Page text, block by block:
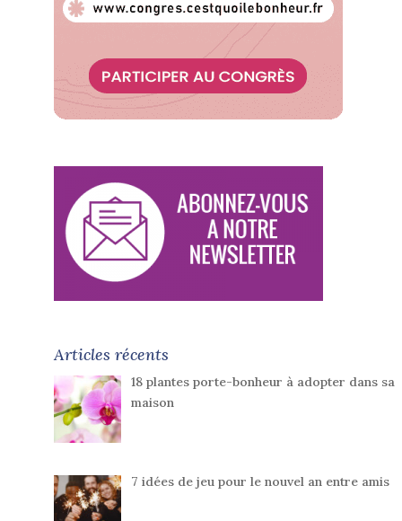
Articles récents
18 plantes porte-bonheur à adopter dans sa
maison
7 idées de jeu pour le nouvel an entre amis